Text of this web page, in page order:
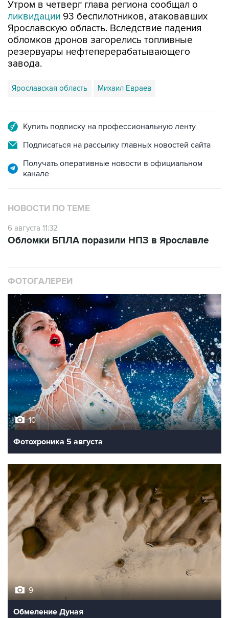
Утром в четверг глава региона сообщал о
ликвидации 93 беспилотников, атаковавших
Ярославскую область. Вследствие падения
обломков дронов загорелись топливные
резервуары нефтеперерабатывающего
завода.
Ярославская область Михаил Евраев
Купить подписку на профессиональную ленту
Подписаться на рассылку главных новостей сайта
Получать оперативные новости в официальном
канале
НОВОСТИ ПО ТЕМЕ
6 августа 11:32
Обломки БПЛА поразили НПЗ в Ярославле
ФОТОГАЛЕРЕИ
10
Фотохроника 5 августа
9
Обмеление Дуная